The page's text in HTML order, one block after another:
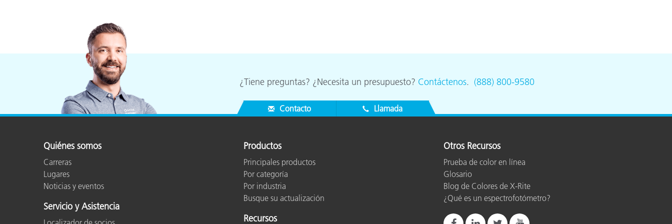
Bienes Duraderos
¿Tiene preguntas? ¿Necesita un presupuesto? Contáctenos. (888) 800-9580
Contacto Llamada
Quiénes somos
Carreras
Lugares
Noticias y eventos
Servicio y Asistencia
Productos
Principales productos
Por categoría
Por industria
Busque su actualización
Recursos
Otros Recursos
Prueba de color en línea
Glosario
Blog de Colores de X-Rite
¿Qué es un espectrofotómetro?